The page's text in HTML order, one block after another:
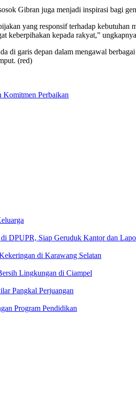
Gibran juga menjadi inspirasi bagi
yang responsif terhadap
keberpihakan kepada rakyat,”
garis depan dalam mengawal
(red)
Komitmen Perbaikan
Siap Geruduk Kantor dan
di Karawang Selatan
Lingkungan di Ciampel
Pangkal Perjuangan
Program Pendidikan